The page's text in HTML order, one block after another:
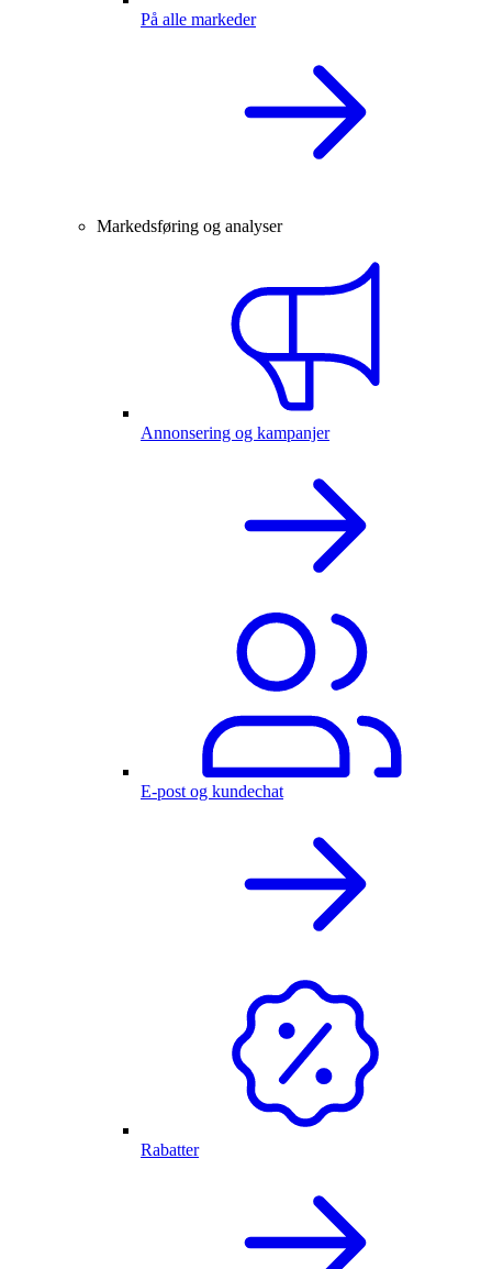
På alle markeder
Markedsføring og analyser
Annonsering og kampanjer
E-post og kundechat
Rabatter